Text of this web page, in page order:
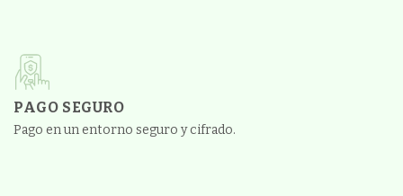
PAGO SEGURO
Pago en un entorno seguro y cifrado.